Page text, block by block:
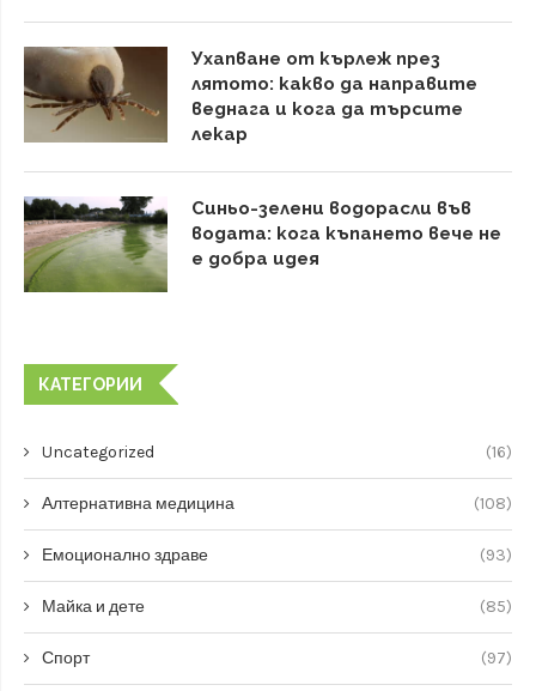
Ухапване от кърлеж през
лятото: какво да направите
веднага и кога да търсите
лекар
Синьо-зелени водорасли във
водата: кога къпането вече не
е добра идея
КАТЕГОРИИ
Uncategorized (16)
Алтернативна медицина (108)
Емоционално здраве (93)
Майка и дете (85)
Спорт (97)